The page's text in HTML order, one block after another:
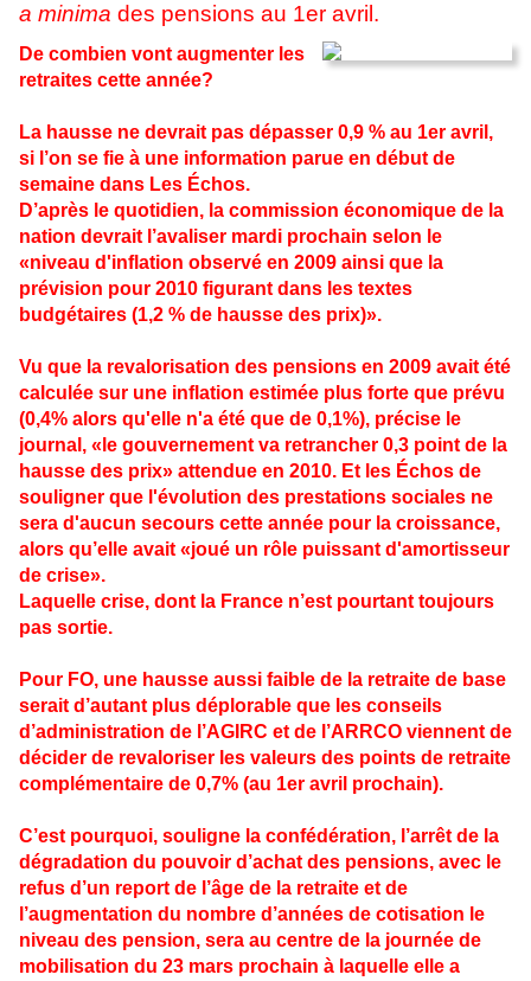
a minima des pensions au 1er avril.
De combien vont augmenter les
retraites cette année?
La hausse ne devrait pas dépasser 0,9 % au 1er avril,
si l’on se fie à une information parue en début de
semaine dans Les Échos.
D’après le quotidien, la commission économique de la
nation devrait l’avaliser mardi prochain selon le
«niveau d'inflation observé en 2009 ainsi que la
prévision pour 2010 figurant dans les textes
budgétaires (1,2 % de hausse des prix)».
Vu que la revalorisation des pensions en 2009 avait été
calculée sur une inflation estimée plus forte que prévu
(0,4% alors qu'elle n'a été que de 0,1%), précise le
journal, «le gouvernement va retrancher 0,3 point de la
hausse des prix» attendue en 2010. Et les Échos de
souligner que l'évolution des prestations sociales ne
sera d'aucun secours cette année pour la croissance,
alors qu’elle avait «joué un rôle puissant d'amortisseur
de crise».
Laquelle crise, dont la France n’est pourtant toujours
pas sortie.
Pour FO, une hausse aussi faible de la retraite de base
serait d’autant plus déplorable que les conseils
d’administration de l’AGIRC et de l’ARRCO viennent de
décider de revaloriser les valeurs des points de retraite
complémentaire de 0,7% (au 1er avril prochain).
C’est pourquoi, souligne la confédération, l’arrêt de la
dégradation du pouvoir d’achat des pensions, avec le
refus d’un report de l’âge de la retraite et de
l’augmentation du nombre d’années de cotisation le
niveau des pension, sera au centre de la journée de
mobilisation du 23 mars prochain à laquelle elle a